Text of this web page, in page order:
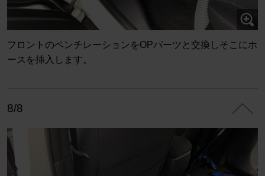
フロントのベンチレーションをOPパーツと交換しそこにホ
ースを挿入します。
8/8